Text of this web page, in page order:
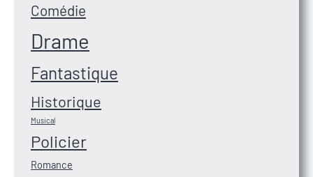
Comédie
Drame
Fantastique
Historique
Musical
Policier
Romance